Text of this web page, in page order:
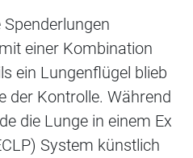
einer Kombination
ein Lungenflügel blieb
der Kontrolle. Während
die Lunge in einem Ex
System künstlich